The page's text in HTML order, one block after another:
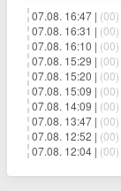
07.08. 16:47 | (00)
07.08. 16:31 | (00)
07.08. 16:10 | (00)
07.08. 15:29 | (00)
07.08. 15:20 | (00)
07.08. 15:09 | (00)
07.08. 14:09 | (00)
07.08. 13:47 | (00)
07.08. 12:52 | (00)
07.08. 12:04 | (00)